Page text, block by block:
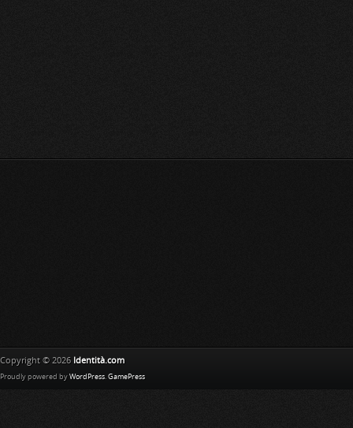
Copyright © 2026 Identità.com
Proudly powered by WordPress. GamePress